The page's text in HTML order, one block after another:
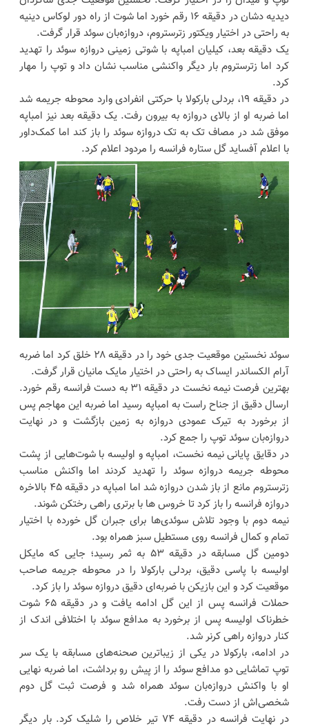
دیدیه دشان در دقیقه ۱۶ رقم خورد اما شوت از راه دور لوکاس دینیه
به راحتی در اختیار ویکتور زترستروم، دروازه‌بان سوئد قرار گرفت.
یک دقیقه بعد، کیلیان امباپه با شوتی زمینی دروازه سوئد را تهدید
کرد اما زترستروم بار دیگر واکنشی مناسب نشان داد و توپ را مهار
کرد.
در دقیقه ۱۹، بردلی بارکولا با حرکتی انفرادی وارد محوطه جریمه شد
اما ضربه او از بالای دروازه به بیرون رفت. یک دقیقه بعد نیز امباپه
موفق شد در مصاف تک به تک دروازه سوئد را باز کند اما کمک‌داور
با اعلام آفساید گل ستاره فرانسه را مردود اعلام کرد.
سوئد نخستین موقعیت جدی خود را در دقیقه ۲۸ خلق کرد اما ضربه
آرام الکساندر ایساک به راحتی در اختیار مایک مانیان قرار گرفت.
بهترین فرصت نیمه نخست در دقیقه ۳۱ به دست فرانسه رقم خورد.
ارسال دقیق از جناح راست به امباپه رسید اما ضربه این مهاجم پس
از برخورد به تیرک عمودی دروازه به زمین بازگشت و در نهایت
دروازه‌بان سوئد توپ را جمع کرد.
در دقایق پایانی نیمه نخست، امباپه و اولیسه با شوت‌هایی از پشت
محوطه جریمه دروازه سوئد را تهدید کردند اما واکنش مناسب
زترستروم مانع از باز شدن دروازه شد اما امباپه در دقیقه ۴۵ بالاخره
دروازه فرانسه را باز کرد تا خروس ها با برتری راهی رختکن شوند.
نیمه دوم با وجود تلاش سوئدی‌ها برای جبران گل خورده با اختیار
تمام و کمال فرانسه روی مستطیل سبز همراه بود.
دومین گل مسابقه در دقیقه ۵۳ به ثمر رسید؛ جایی که مایکل
اولیسه با پاسی دقیق، بردلی بارکولا را در محوطه جریمه صاحب
موقعیت کرد و این بازیکن با ضربه‌ای دقیق دروازه سوئد را باز کرد.
حملات فرانسه پس از این گل ادامه یافت و در دقیقه ۶۵ شوت
خطرناک اولیسه پس از برخورد به مدافع سوئد با اختلافی اندک از
کنار دروازه راهی کرنر شد.
در ادامه، بارکولا در یکی از زیباترین صحنه‌های مسابقه با یک سر
توپ تماشایی دو مدافع سوئد را از پیش رو برداشت، اما ضربه نهایی
او با واکنش دروازه‌بان سوئد همراه شد و فرصت ثبت گل دوم
شخصی‌اش از دست رفت.
در نهایت فرانسه در دقیقه ۷۴ تیر خلاص را شلیک کرد. بار دیگر